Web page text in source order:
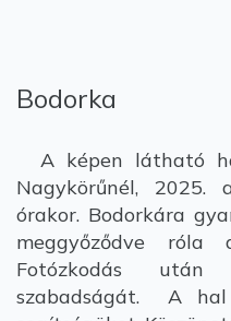
Bodorka
A képen látható
Nagykörűnél, 2025.
órakor. Bodorkára
meggyőződve
Fotózkodás
szabadságát. A hal